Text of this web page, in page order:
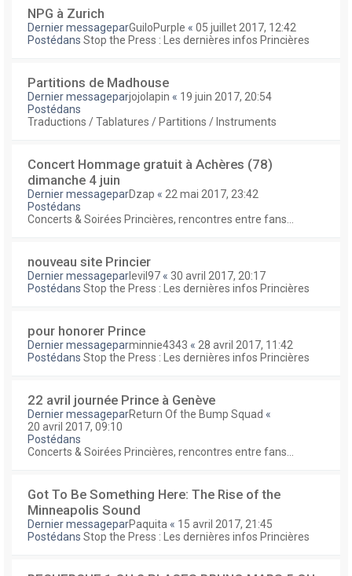
NPG à Zurich
Dernier messageparGuiloPurple « 05 juillet 2017, 12:42
Postédans Stop the Press : Les dernières infos Princières
Partitions de Madhouse
Dernier messageparjojolapin « 19 juin 2017, 20:54
Postédans
Traductions / Tablatures / Partitions / Instruments
Concert Hommage gratuit à Achères (78)
dimanche 4 juin
Dernier messageparDzap « 22 mai 2017, 23:42
Postédans
Concerts & Soirées Princières, rencontres entre fans...
nouveau site Princier
Dernier messageparlevil97 « 30 avril 2017, 20:17
Postédans Stop the Press : Les dernières infos Princières
pour honorer Prince
Dernier messageparminnie4343 « 28 avril 2017, 11:42
Postédans Stop the Press : Les dernières infos Princières
22 avril journée Prince à Genève
Dernier messageparReturn Of the Bump Squad «
20 avril 2017, 09:10
Postédans
Concerts & Soirées Princières, rencontres entre fans...
Got To Be Something Here: The Rise of the
Minneapolis Sound
Dernier messageparPaquita « 15 avril 2017, 21:45
Postédans Stop the Press : Les dernières infos Princières